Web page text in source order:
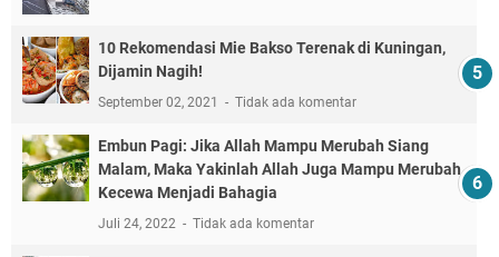
10 Rekomendasi Mie Bakso Terenak di Kuningan,
Dijamin Nagih!
September 02, 2021 Tidak ada komentar
Embun Pagi: Jika Allah Mampu Merubah Siang
Malam, Maka Yakinlah Allah Juga Mampu Merubah
Kecewa Menjadi Bahagia
Juli 24, 2022 Tidak ada komentar